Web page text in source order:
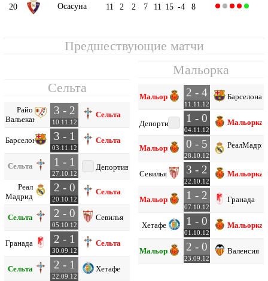
20 Осасуна 11 2 2 7 11 15 -4 8
Предшествующие матчи
Сельта
Райо
Вальекано
3 - 2
10.11.12
Сельта
Барселона 3 - 1
03.11.12
Сельта
Сельта 1 - 1
27.10.12
Депортиво
Реал
Мадрид
2 - 0
20.10.12
Сельта
Сельта 2 - 0
05.10.12
Севилья
Гранада 2 - 1
30.09.12
Сельта
Сельта 2 - 1
22.09.12
Хетафе
Мальорка
Мальорка 2 - 4
11.11.12
Барселона
Депортиво 1 - 0
04.11.12
Мальорка
Мальорка 0 - 5
28.10.12
Реал
Севилья 3 - 2
22.10.12
Мальорка
Мальорка 1 - 2
07.10.12
Гранада
Хетафе 1 - 0
01.10.12
Мальорка
Мальорка 2 - 0
23.09.12
Валенсия